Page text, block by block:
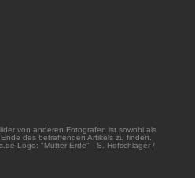
von anderen Fotografen ist sowohl als
des betreffenden Artikels zu finden.
Logo: "Mutter Erde" - S. Hofschläger /